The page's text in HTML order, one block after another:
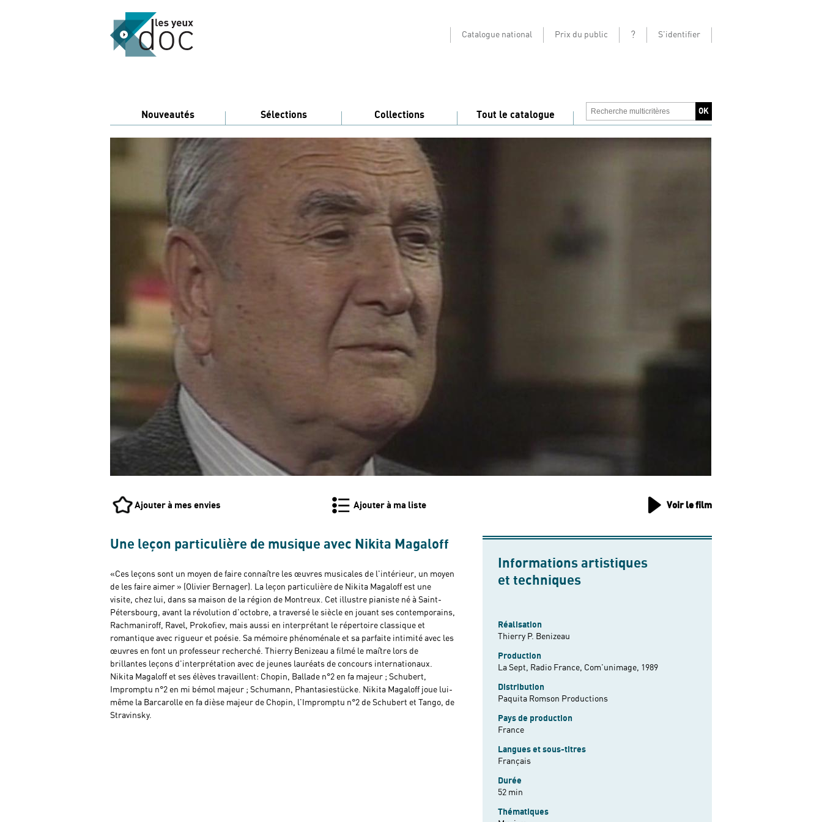
Catalogue national Prix du public ? S'identifier
Nouveautés Sélections Collections Tout le catalogue
Ajouter à mes envies Ajouter à ma liste Voir le film
Une leçon particulière de musique avec Nikita Magaloff
«Ces leçons sont un moyen de faire connaître les œuvres musicales de l'intérieur, un moyen
de les faire aimer » (Olivier Bernager). La leçon particulière de Nikita Magaloff est une
visite, chez lui, dans sa maison de la région de Montreux. Cet illustre pianiste né à Saint-
Pétersbourg, avant la révolution d'octobre, a traversé le siècle en jouant ses contemporains,
Rachmaniroff, Ravel, Prokofiev, mais aussi en interprétant le répertoire classique et
romantique avec rigueur et poésie. Sa mémoire phénoménale et sa parfaite intimité avec les
œuvres en font un professeur recherché. Thierry Benizeau a filmé le maître lors de
brillantes leçons d'interprétation avec de jeunes lauréats de concours internationaux.
Nikita Magaloff et ses élèves travaillent: Chopin, Ballade n°2 en fa majeur ; Schubert,
Impromptu n°2 en mi bémol majeur ; Schumann, Phantasiestücke. Nikita Magaloff joue lui-
même la Barcarolle en fa dièse majeur de Chopin, l'Impromptu n°2 de Schubert et Tango, de
Stravinsky.
Informations artistiques
et techniques
Réalisation
Thierry P. Benizeau
Production
La Sept, Radio France, Com'unimage, 1989
Distribution
Paquita Romson Productions
Pays de production
France
Langues et sous-titres
Français
Durée
52 min
Thématiques